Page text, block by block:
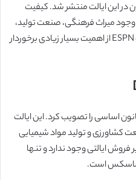
در این ایالت منتشر شد. کیفیت
وجود میراث فرهنگی، صنعت تولید،
دانشگاه معروف ییل و همچنین خانه ESPN از اهمیت بسیار زیادی برخوردار
اساسی را تصویب کرد. این ایالت
کشاورزی و تولید مواد شیمیایی
ایالتی وجود ندارد و تنها